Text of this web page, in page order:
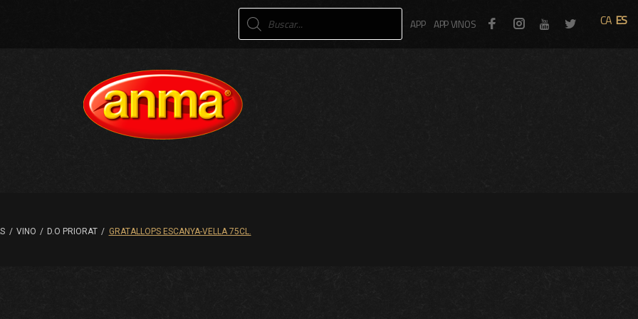
Products
search APP APP VINOS FacebookInstagram Twitter
/ VINO / D.O PRIORAT / GRATALLOPS ESCANYA-VELLA 75CL.
CA ES